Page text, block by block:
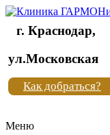
Клиника
"Новая
жизнь"
Клиника
г. Краснодар,
ул.Московская
Как добраться?
Меню